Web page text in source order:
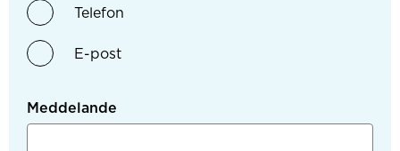
Telefon
E-post
Meddelande